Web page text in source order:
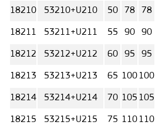
18210 53210+U210 50 78 78
18211 53211+U211 55 90 90
18212 53212+U212 60 95 95
18213 53213+U213 65 100100
18214 53214+U214 70 105 105
18215 53215+U215 75 110110